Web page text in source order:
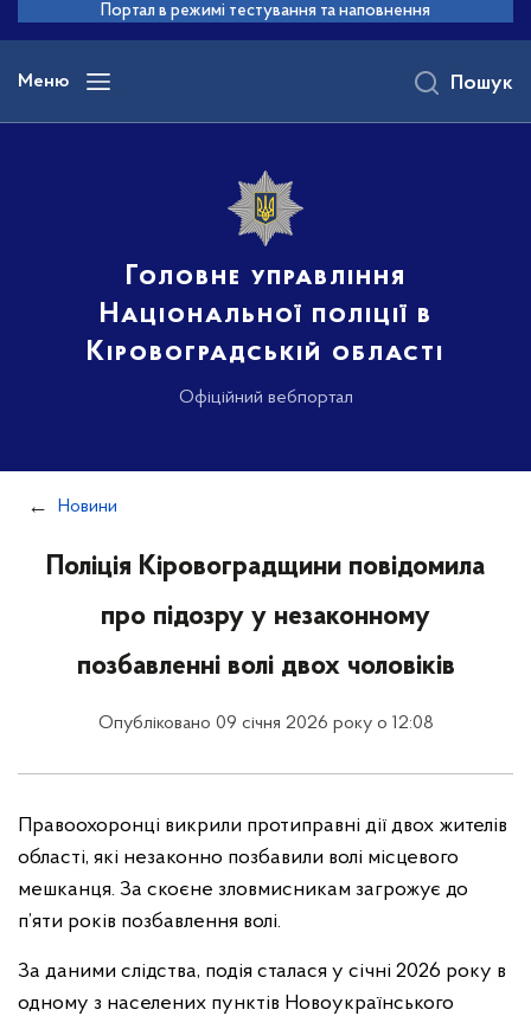
основного
вмісту
Портал в режимі тестування та наповнення
Меню
Головне управління
Національної поліції в
Кіровоградській області
Офіційний вебпортал
Пошук
Новини
Поліція Кіровоградщини повідомила
про підозру у незаконному
позбавленні волі двох чоловіків
Опубліковано 09 січня 2026 року о 12:08
Правоохоронці викрили протиправні дії двох жителів
області, які незаконно позбавили волі місцевого
мешканця. За скоєне зловмисникам загрожує до
п’яти років позбавлення волі.
За даними слідства, подія сталася у січні 2026 року в
одному з населених пунктів Новоукраїнського